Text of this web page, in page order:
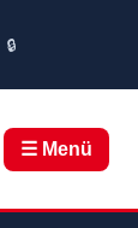
🔒
☰ Menü